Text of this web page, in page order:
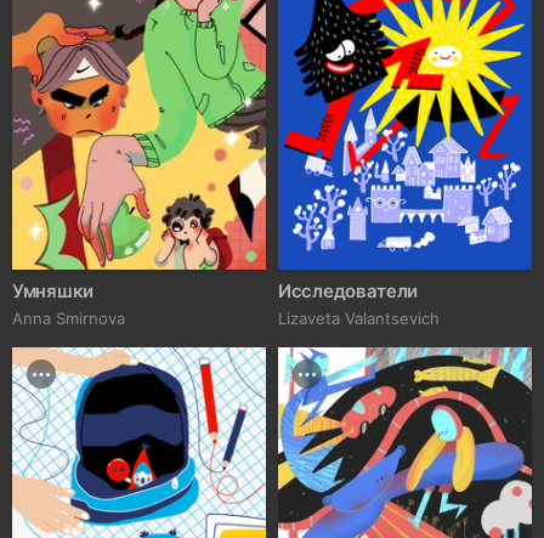
Умняшки
Anna Smirnova
Исследователи
Lizaveta Valantsevich